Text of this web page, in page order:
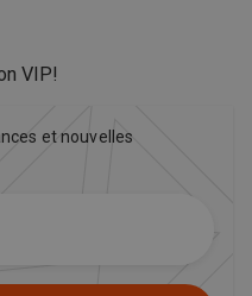
VIP!
et nouvelles